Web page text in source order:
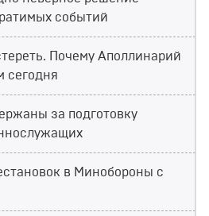
событий
Почему Аполлинарий
сегодня
за подготовку
в Минобороны с